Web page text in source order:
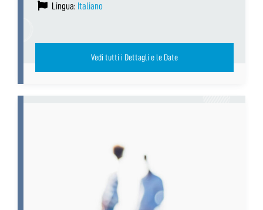
Lingua: Italiano
Vedi tutti i Dettagli e le Date